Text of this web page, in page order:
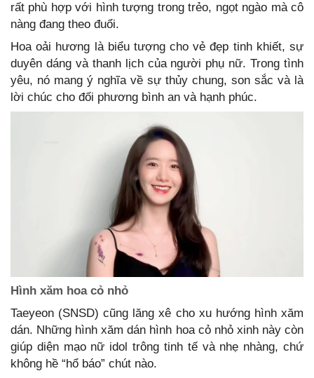
rất phù hợp với hình tượng trong trẻo, ngọt ngào mà cô
nàng đang theo đuổi.
Hoa oải hương là biểu tượng cho vẻ đẹp tinh khiết, sự
duyên dáng và thanh lịch của người phụ nữ. Trong tình
yêu, nó mang ý nghĩa về sự thủy chung, son sắc và là
lời chúc cho đối phương bình an và hạnh phúc.
Hình xăm hoa cỏ nhỏ
Taeyeon (SNSD) cũng lăng xê cho xu hướng hình xăm
dán. Những hình xăm dán hình hoa cỏ nhỏ xinh này còn
giúp diện mạo nữ idol trông tinh tế và nhẹ nhàng, chứ
không hề “hổ báo” chút nào.